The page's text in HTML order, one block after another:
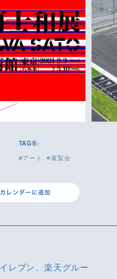
TAGS:
アート 展覧会
レブン、楽天グルー